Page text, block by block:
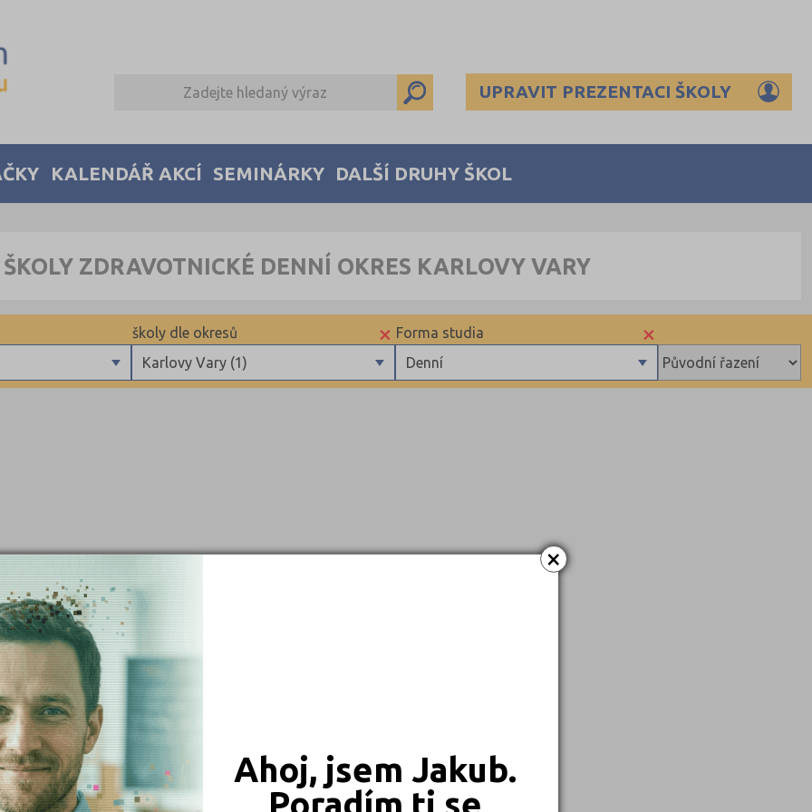
×
Ahoj, jsem Jakub.
Poradím ti se
UPRAVIT PREZENTACI ŠKOLY
KALENDÁŘ AKCÍ SEMINÁRKY DALŠÍ DRUHY ŠKOL
ZDRAVOTNICKÉ DENNÍ OKRES KARLOVY VARY
×
Denní
Forma studia
×
Karlovy Vary (1)
školy dle okresů
Havlíčkův Brod (1)
Hodonín (1)
Hradec Králové (1)
Jihlava (2)
Karlovy Vary (1)
Kladno (1)
Kolín (1)
Kroměříž (1)
Liberec (1)